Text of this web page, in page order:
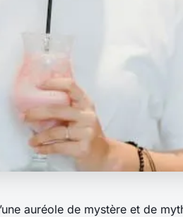
auréole de mystère et de